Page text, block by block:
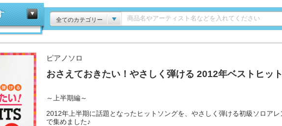
全てのカテゴリー
ピアノソロ
おさえておきたい！やさしく弾ける 2012年ベストヒッ
～上半期編～
2012年上半期に話題となったヒットソングを、やさしく弾ける初級ソロアレ
で集めました♪